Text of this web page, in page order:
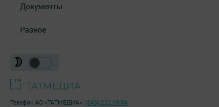
Документы
Разное
Телефон АО «ТАТМЕДИА»: (843) 222 09 84